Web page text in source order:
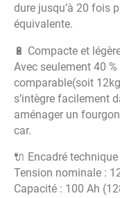
dure jusqu’à 20 fois
équivalente.
🔋 Compacte et
Avec seulement 40
comparable(soit
s’intègre facilement
aménager un
car.
🔌 Encadré technique
Tension nominale :
Capacité : 100 Ah